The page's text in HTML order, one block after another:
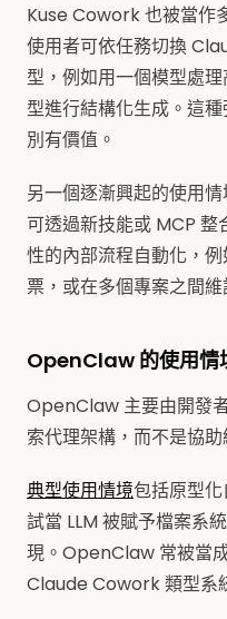
Kuse Cowork 也被當作
使用者可依任務切換
型，例如用一個模型處
型進行結構化生成。這
別有價值。
另一個逐漸興起的使用
可透過新技能或 MCP
性的內部流程自動化，
票，或在多個專案之間維
OpenClaw 的使用情
OpenClaw 主要由開發
索代理架構，而不是協
典型使用情境包括原型
試當 LLM 被賦予檔案系
現。OpenClaw 常被當
Claude Cowork 類型系